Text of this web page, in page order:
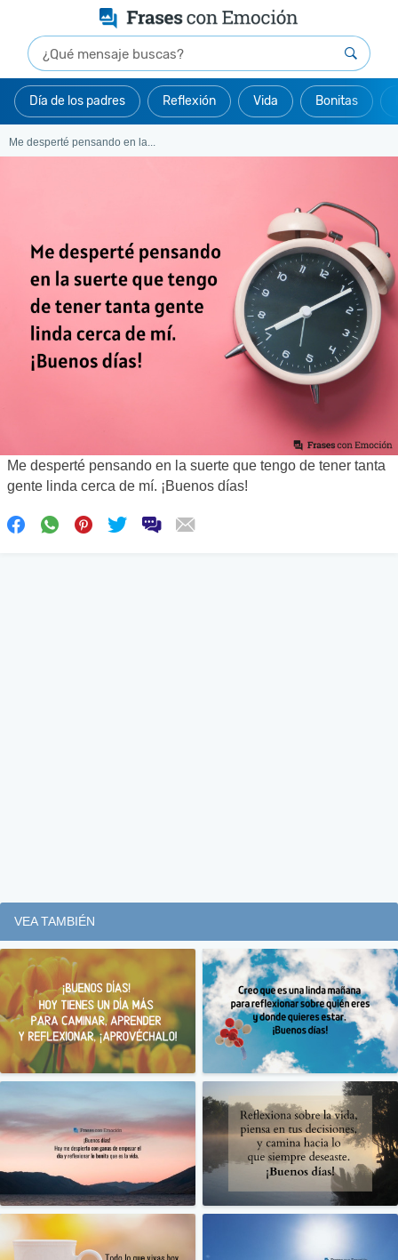
Día de los padres Reflexión Vida Bonitas
Me desperté pensando en la...
Me desperté pensando en la suerte que tengo de tener tanta
gente linda cerca de mí. ¡Buenos días!
VEA TAMBIÉN